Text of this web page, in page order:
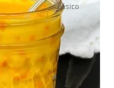
Básico